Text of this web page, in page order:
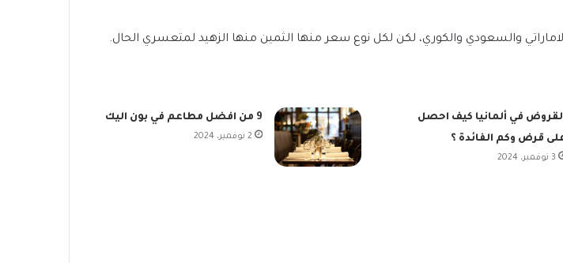
والسعودي والكوري، لكن لكل نوع سعر منها الثمين منها الزهيد لمتعسري الحال.
في ألمانيا كيف احصل
قرض وكم الفائدة ؟
3 نوفمبر، 2024
9 من افضل مطاعم في بون اليك
2 نوفمبر، 2024